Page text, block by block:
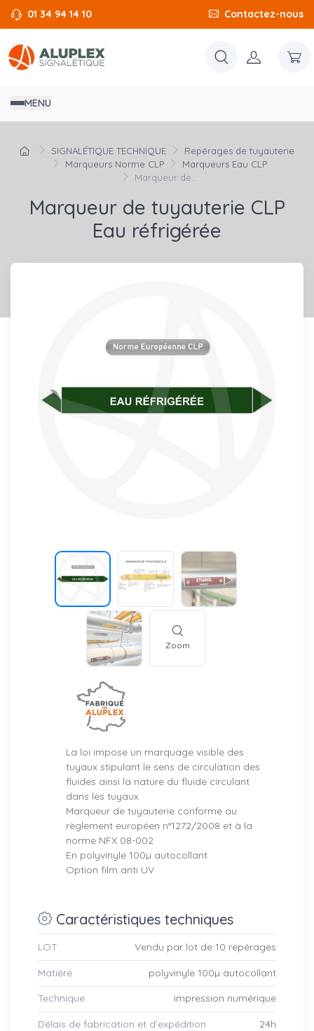
01 34 94 14 10 Contactez-nous
MENU
SIGNALÉTIQUE TECHNIQUE
Repérages de tuyauterie
Marqueurs Norme CLP
Marqueurs Eau CLP
Marqueur de...
Marqueur de tuyauterie CLP
Eau réfrigérée
Zoom
La loi impose un marquage visible des
tuyaux stipulant le sens de circulation des
fluides ainsi la nature du fluide circulant
dans les tuyaux
Marqueur de tuyauterie conforme au
règlement européen n°1272/2008 et à la
norme NFX 08-002
En polyvinyle 100µ autocollant
Option film anti UV
Caractéristiques techniques
LOT Vendu par lot de 10 repérages
Matière polyvinyle 100µ autocollant
Technique impression numérique
Délais de fabrication et d’expédition 24h